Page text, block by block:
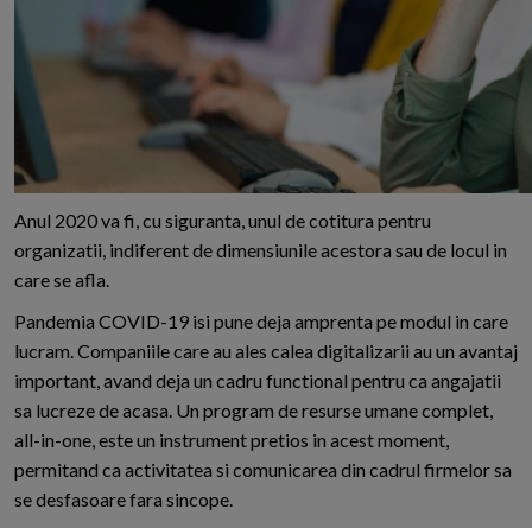
Anul 2020 va fi, cu siguranta, unul de cotitura pentru
organizatii, indiferent de dimensiunile acestora sau de locul in
care se afla.
Pandemia COVID-19 isi pune deja amprenta pe modul in care
lucram. Companiile care au ales calea digitalizarii au un avantaj
important, avand deja un cadru functional pentru ca angajatii
sa lucreze de acasa. Un program de resurse umane complet,
all-in-one, este un instrument pretios in acest moment,
permitand ca activitatea si comunicarea din cadrul firmelor sa
se desfasoare fara sincope.